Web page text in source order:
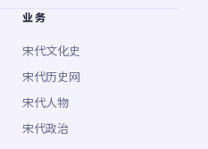
业务
宋代文化史
宋代历史网
宋代人物
宋代政治